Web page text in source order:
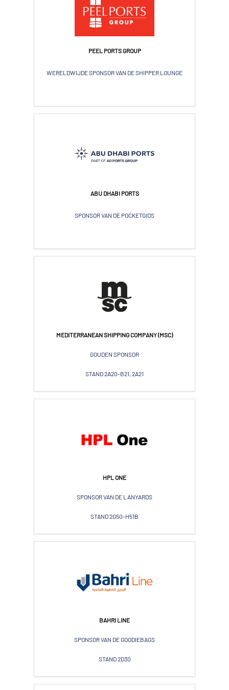
PEEL PORTS GROUP
WERELDWIJDE SPONSOR VAN DE SHIPPER LOUNGE
ABU DHABI PORTS
SPONSOR VAN DE POCKETGIDS
MEDITERRANEAN SHIPPING COMPANY (MSC)
GOUDEN SPONSOR
STAND 2A20-B21, 2A21
HPL ONE
SPONSOR VAN DE LANYARDS
STAND 2G50-H51B
BAHRI LINE
SPONSOR VAN DE GOODIEBAGS
STAND 2D30